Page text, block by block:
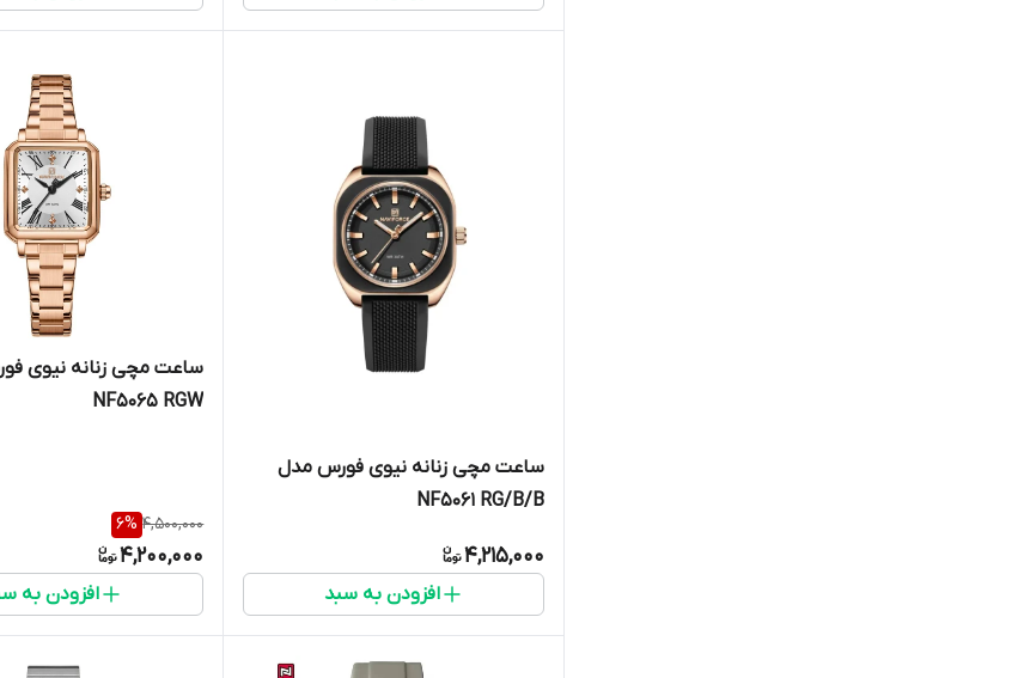
ساعت مچی زنانه نیوی فورس مدل
NF5061 RG/B/B
4,215,000
افزودن به سبد
ساعت مچی زنانه نیوی
NF5065 RGW
4,500,000
6%
4,200,000
افزودن به